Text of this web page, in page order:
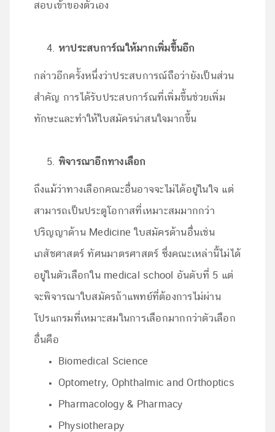
สอบเข้าของตัวเอง
หาประสบการ์ณให้มากเพิ่มขึ้นอีก
กล่าวอีกครั้งหนึ่งว่าประสบการณ์ถือว่ายังเป็นส่วน
สำคัญ การได้รับประสบการ์ณที่เพิ่มขึ้นช่วยเพิ่ม
ทักษะและทำให้ใบสมัครน่าสนใจมากขึ้น
พิจารณาอีกทางเลือก
ถึงแม้ว่าทางเลือกคณะอื่นอาจจะไม่ได้อยู่ในใจ แต่
สามารถเป็นประตูโอกาสที่เหมาะสมมากกว่า
ปริญญาด้าน Medicine ใบสมัครด้านอื่นเช่น
เภสัชศาสตร์ ทัศนมาตรศาสตร์ ซึ่งคณะเหล่านี้ไม่ได้
อยู่ในตัวเลือกใน medical school อันดับที่ 5 แต่
จะพิจารณาใบสมัครถ้าแพทย์ที่ต้องการไม่ผ่าน
โปรแกรมที่เหมาะสมในการเลือกมากกว่าตัวเลือก
อื่นคือ
Biomedical Science
Optometry, Ophthalmic and Orthoptics
Pharmacology & Pharmacy
Physiotherapy